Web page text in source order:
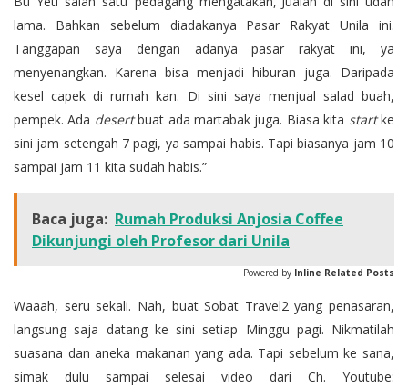
lama. Bahkan sebelum diadakanya Pasar Rakyat Unila ini.
Tanggapan saya dengan adanya pasar rakyat ini, ya
menyenangkan. Karena bisa menjadi hiburan juga. Daripada
kesel capek di rumah kan. Di sini saya menjual salad buah,
pempek. Ada desertbuat ada martabak juga. Biasa kita startke
sini jam setengah 7 pagi, ya sampai habis. Tapi biasanya jam 10
sampai jam 11 kita sudah habis.”
Baca juga: Rumah Produksi Anjosia Coffee
Dikunjungi oleh Profesor dari Unila
Powered by Inline Related Posts
Waaah, seru sekali. Nah, buat Sobat Travel2 yang penasaran,
langsung saja datang ke sini setiap Minggu pagi. Nikmatilah
suasana dan aneka makanan yang ada. Tapi sebelum ke sana,
simak dulu sampai selesai video dari Ch. Youtube: